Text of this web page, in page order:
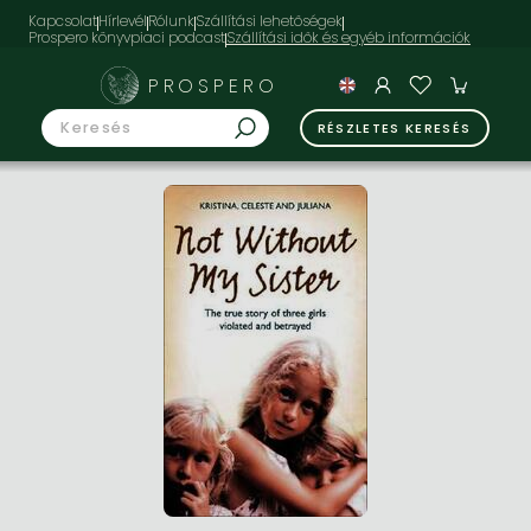
KapcsolatHírlevélRólunkSzállítási lehetőségek
Prospero könyvpiaci podcast
PROSPERO
RÉSZLETES KERESÉS